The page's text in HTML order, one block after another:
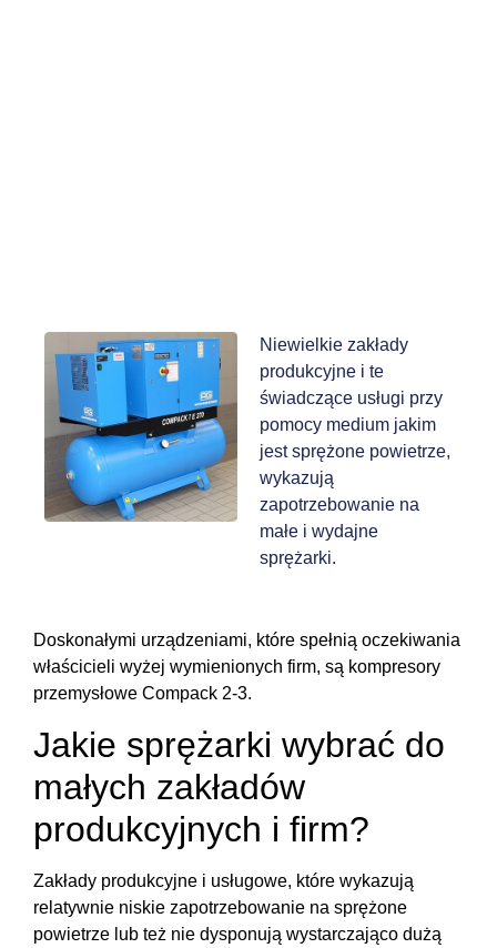
Niewielkie zakłady
produkcyjne i te
świadczące usługi przy
pomocy medium jakim
jest sprężone powietrze,
wykazują
zapotrzebowanie na
małe i wydajne
sprężarki.
Doskonałymi urządzeniami, które spełnią oczekiwania
właścicieli wyżej wymienionych firm, są kompresory
przemysłowe Compack 2-3.
Jakie sprężarki wybrać do
małych zakładów
produkcyjnych i firm?
Zakłady produkcyjne i usługowe, które wykazują
relatywnie niskie zapotrzebowanie na sprężone
powietrze lub też nie dysponują wystarczająco dużą